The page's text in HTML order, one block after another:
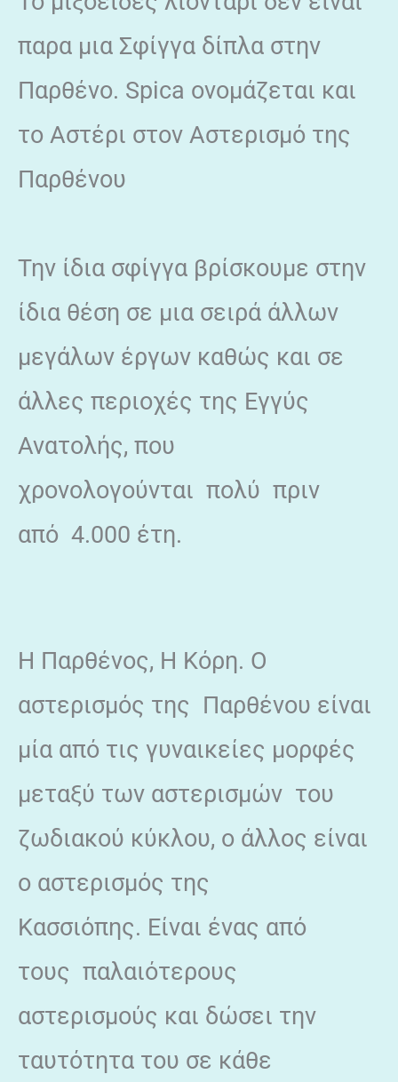
παρα μια Σφίγγα δίπλα στην
Παρθένο. Spica ονομάζεται και
το Αστέρι στον Αστερισμό της
Παρθένου
Την ίδια σφίγγα βρίσκουμε στην
ίδια θέση σε μια σειρά άλλων
μεγάλων έργων καθώς και σε
άλλες περιοχές της Εγγύς
Ανατολής, που
χρονολογούνται πολύ πριν
από 4.000 έτη.
Η Παρθένος, Η Κόρη. Ο
αστερισμός της Παρθένου είναι
μία από τις γυναικείες μορφές
μεταξύ των αστερισμών του
ζωδιακού κύκλου, ο άλλος είναι
ο αστερισμός της
Κασσιόπης. Είναι ένας από
τους παλαιότερους
αστερισμούς και δώσει την
ταυτότητα του σε κάθε